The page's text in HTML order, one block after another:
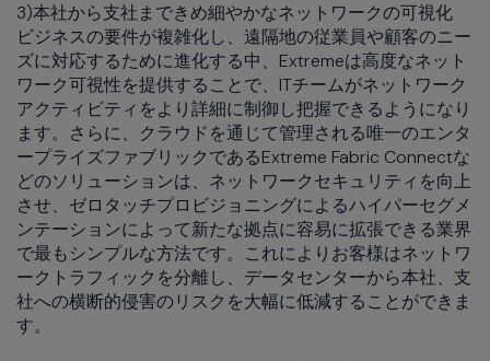
3)本社から支社まできめ細やかなネットワークの可視化
ビジネスの要件が複雑化し、遠隔地の従業員や顧客のニー
ズに対応するために進化する中、Extremeは高度なネット
ワーク可視性を提供することで、ITチームがネットワーク
アクティビティをより詳細に制御し把握できるようになり
ます。さらに、クラウドを通じて管理される唯一のエンタ
ープライズファブリックであるExtreme Fabric Connectな
どのソリューションは、ネットワークセキュリティを向上
させ、ゼロタッチプロビジョニングによるハイパーセグメ
ンテーションによって新たな拠点に容易に拡張できる業界
で最もシンプルな方法です。これによりお客様はネットワ
ークトラフィックを分離し、データセンターから本社、支
社への横断的侵害のリスクを大幅に低減することができま
す。